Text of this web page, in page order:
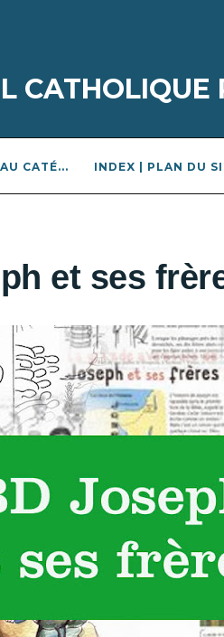
CATHOLIQUE
CATÉ... INDEX | PLAN DU
et ses